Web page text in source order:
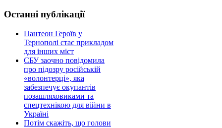
Останні публікації
Пантеон Героїв у
Тернополі стає прикладом
для інших міст
СБУ заочно повідомила
про підозру російській
«волонтерці», яка
забезпечує окупантів
позашляховиками та
спецтехнікою для війни в
Україні
Потім скажіть, що голови